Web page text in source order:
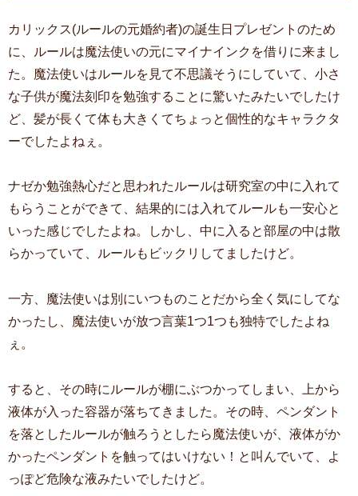
カリックス(ルールの元婚約者)の誕生日プレゼントのため
に、ルールは魔法使いの元にマイナインクを借りに来まし
た。魔法使いはルールを見て不思議そうにしていて、小さ
な子供が魔法刻印を勉強することに驚いたみたいでしたけ
ど、髪が長くて体も大きくてちょっと個性的なキャラクタ
ーでしたよねぇ。
ナゼか勉強熱心だと思われたルールは研究室の中に入れて
もらうことができて、結果的には入れてルールも一安心と
いった感じでしたよね。しかし、中に入ると部屋の中は散
らかっていて、ルールもビックリしてましたけど。
一方、魔法使いは別にいつものことだから全く気にしてな
かったし、魔法使いが放つ言葉1つ1つも独特でしたよね
ぇ。
すると、その時にルールが棚にぶつかってしまい、上から
液体が入った容器が落ちてきました。その時、ペンダント
を落としたルールが触ろうとしたら魔法使いが、液体がか
かったペンダントを触ってはいけない！と叫んでいて、よ
っぽど危険な液みたいでしたけど。